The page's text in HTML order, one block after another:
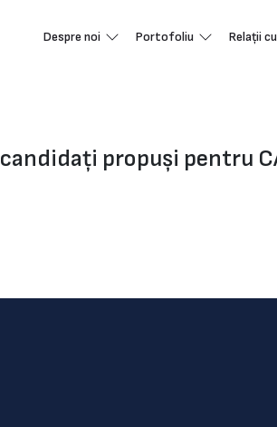
Despre noi Portofoliu Relații
propuși pentru